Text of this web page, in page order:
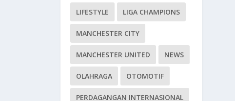
LIFESTYLE LIGA CHAMPIONS
MANCHESTER CITY
MANCHESTER UNITED NEWS
OLAHRAGA OTOMOTIF
PERDAGANGAN INTERNASIONAL